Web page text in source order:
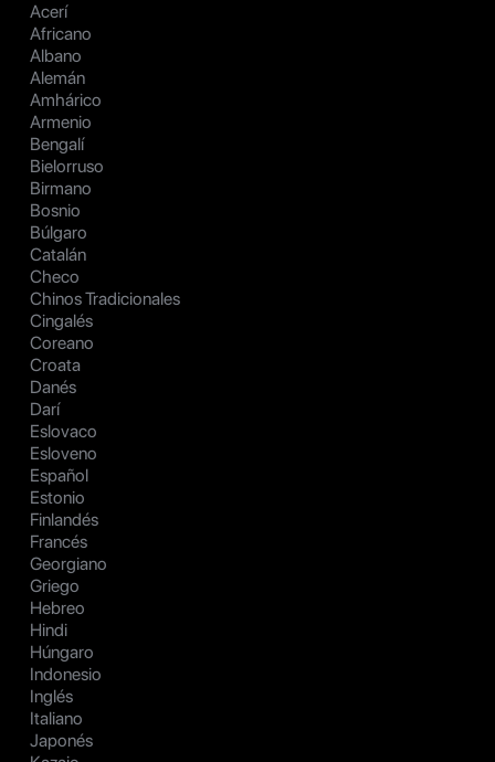
Acerí
Africano
Albano
Alemán
Amhárico
Armenio
Bengalí
Bielorruso
Birmano
Bosnio
Búlgaro
Catalán
Checo
Chinos Tradicionales
Cingalés
Coreano
Croata
Danés
Darí
Eslovaco
Esloveno
Español
Estonio
Finlandés
Francés
Georgiano
Griego
Hebreo
Hindi
Húngaro
Indonesio
Inglés
Italiano
Japonés